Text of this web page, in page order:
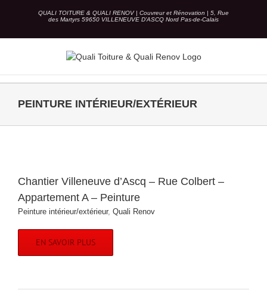
QUALI TOITURE & QUALI RENOV | Couvreur et Rénovation | 5, Rue
des Martyrs 59650 VILLENEUVE D'ASCQ Nord Pas-de-Calais
PEINTURE INTÉRIEUR/EXTÉRIEUR
Chantier Villeneuve d’Ascq – Rue Colbert –
Appartement A – Peinture
Peinture intérieur/extérieur, Quali Renov
EN SAVOIR PLUS